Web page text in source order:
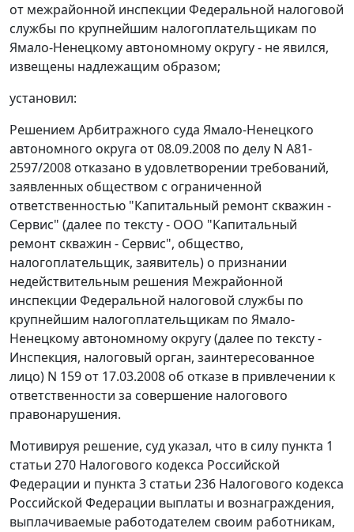
от межрайонной инспекции Федеральной налоговой
службы по крупнейшим налогоплательщикам по
Ямало-Ненецкому автономному округу - не явился,
извещены надлежащим образом;
установил:
Решением Арбитражного суда Ямало-Ненецкого
автономного округа от 08.09.2008 по делу N А81-
2597/2008 отказано в удовлетворении требований,
заявленных обществом с ограниченной
ответственностью "Капитальный ремонт скважин -
Сервис" (далее по тексту - ООО "Капитальный
ремонт скважин - Сервис", общество,
налогоплательщик, заявитель) о признании
недействительным решения Межрайонной
инспекции Федеральной налоговой службы по
крупнейшим налогоплательщикам по Ямало-
Ненецкому автономному округу (далее по тексту -
Инспекция, налоговый орган, заинтересованное
лицо) N 159 от 17.03.2008 об отказе в привлечении к
ответственности за совершение налогового
правонарушения.
Мотивируя решение, суд указал, что в силу пункта 1
статьи 270 Налогового кодекса Российской
Федерации и пункта 3 статьи 236 Налогового кодекса
Российской Федерации выплаты и вознаграждения,
выплачиваемые работодателем своим работникам,